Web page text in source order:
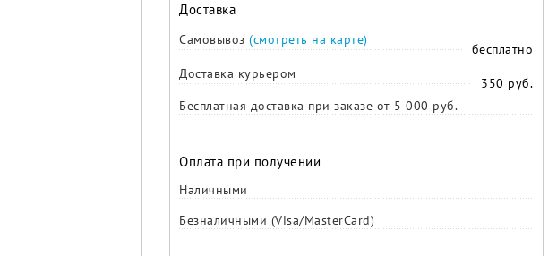
Доставка
Самовывоз (смотреть на карте)
бесплатно
Доставка курьером
350 руб.
Бесплатная доставка при заказе от 5 000 руб.
Оплата при получении
Наличными
Безналичными (Visa/MasterCard)